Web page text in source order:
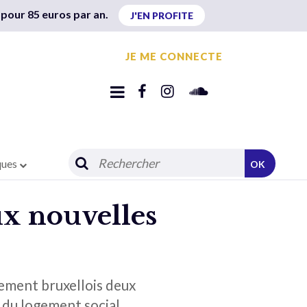
85 euros par an. J'EN PROFITE
JE ME CONNECTE
OK
nouvelles
bruxellois deux